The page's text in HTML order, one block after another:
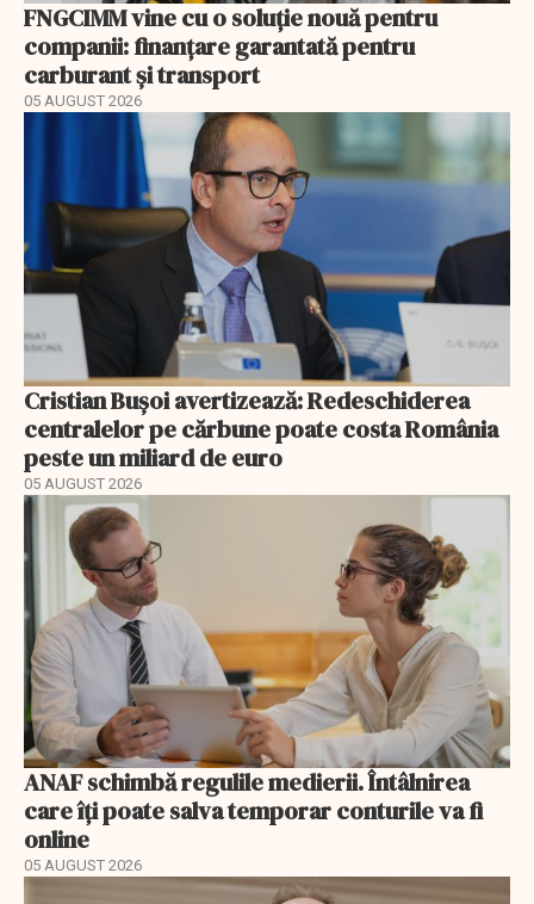
FNGCIMM vine cu o soluție nouă pentru
companii: finanțare garantată pentru
carburant și transport
05 AUGUST 2026
Cristian Bușoi avertizează: Redeschiderea
centralelor pe cărbune poate costa România
peste un miliard de euro
05 AUGUST 2026
ANAF schimbă regulile medierii. Întâlnirea
care îți poate salva temporar conturile va fi
online
05 AUGUST 2026